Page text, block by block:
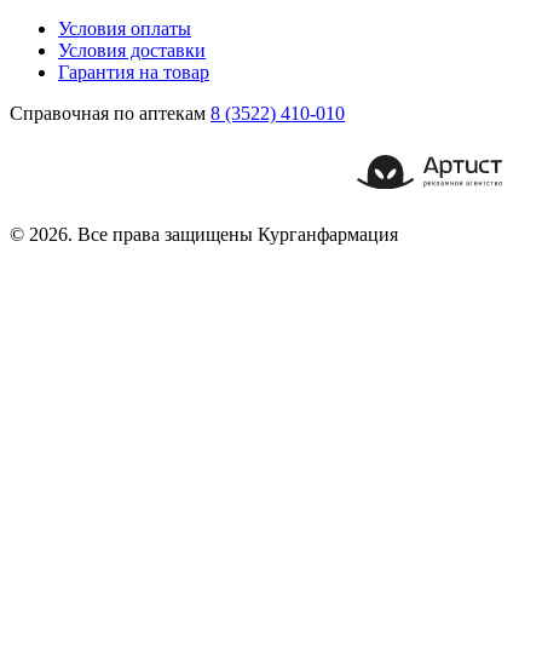
Условия оплаты
Условия доставки
Гарантия на товар
Справочная по аптекам 8 (3522) 410-010
© 2026. Все права защищены Курганфармация